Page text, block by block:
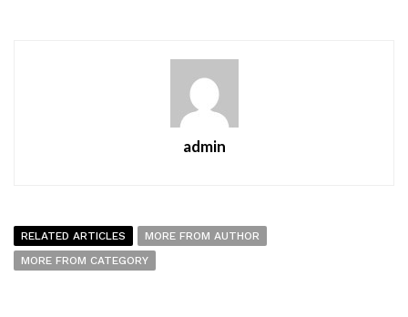
admin
RELATED ARTICLES
MORE FROM AUTHOR
MORE FROM CATEGORY